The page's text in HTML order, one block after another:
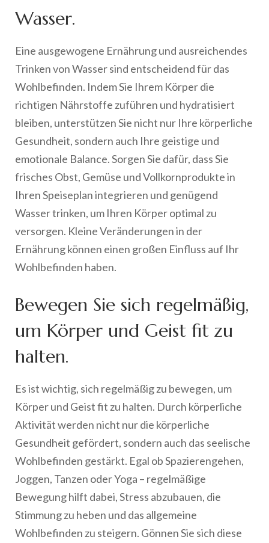
Wasser.
Eine ausgewogene Ernährung und ausreichendes
Trinken von Wasser sind entscheidend für das
Wohlbefinden. Indem Sie Ihrem Körper die
richtigen Nährstoffe zuführen und hydratisiert
bleiben, unterstützen Sie nicht nur Ihre körperliche
Gesundheit, sondern auch Ihre geistige und
emotionale Balance. Sorgen Sie dafür, dass Sie
frisches Obst, Gemüse und Vollkornprodukte in
Ihren Speiseplan integrieren und genügend
Wasser trinken, um Ihren Körper optimal zu
versorgen. Kleine Veränderungen in der
Ernährung können einen großen Einfluss auf Ihr
Wohlbefinden haben.
Bewegen Sie sich regelmäßig,
um Körper und Geist fit zu
halten.
Es ist wichtig, sich regelmäßig zu bewegen, um
Körper und Geist fit zu halten. Durch körperliche
Aktivität werden nicht nur die körperliche
Gesundheit gefördert, sondern auch das seelische
Wohlbefinden gestärkt. Egal ob Spazierengehen,
Joggen, Tanzen oder Yoga – regelmäßige
Bewegung hilft dabei, Stress abzubauen, die
Stimmung zu heben und das allgemeine
Wohlbefinden zu steigern. Gönnen Sie sich diese